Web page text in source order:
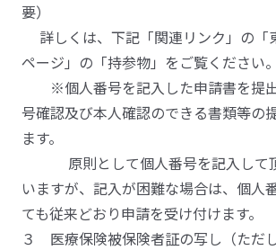
要）
詳しくは、下記「関連リンク」の「
ページ」の「持参物」をご覧ください。
※個人番号を記入した申請書を提
号確認及び本人確認のできる書類等の
ます。
原則として個人番号を記入して
いますが、記入が困難な場合は、個人
ても従来どおり申請を受け付けます。
３ 医療保険被保険者証の写し（ただ